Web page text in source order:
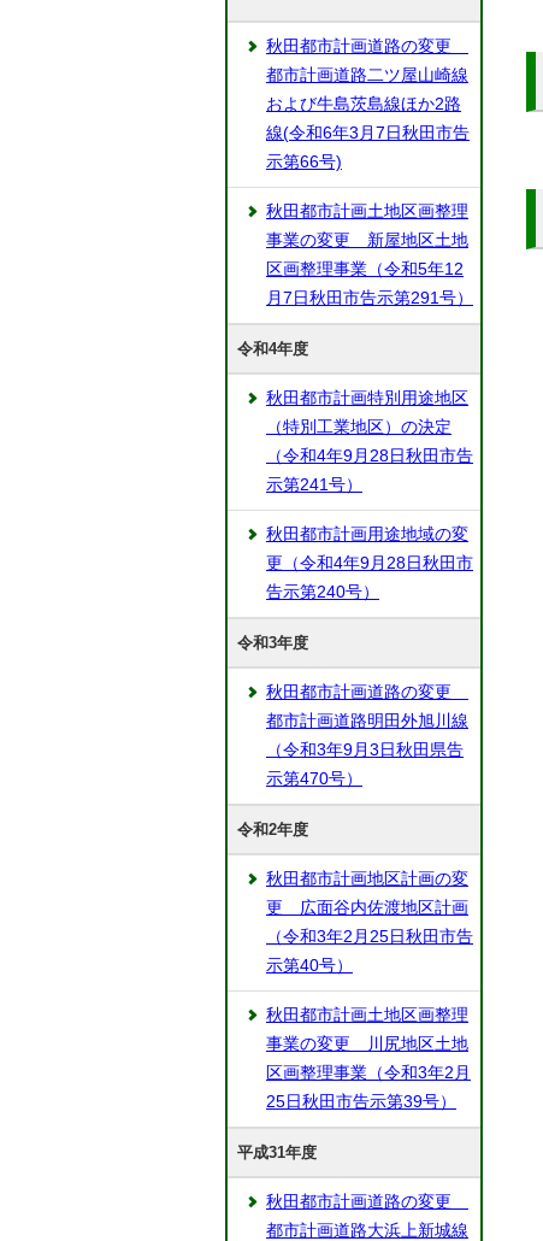
秋田都市計画道路の変更
都市計画道路二ツ屋山崎線
および牛島茨島線ほか2路
線(令和6年3月7日秋田市告
示第66号)
秋田都市計画土地区画整理
事業の変更 新屋地区土地
区画整理事業（令和5年12
月7日秋田市告示第291号）
令和4年度
秋田都市計画特別用途地区
（特別工業地区）の決定
（令和4年9月28日秋田市告
示第241号）
秋田都市計画用途地域の変
更（令和4年9月28日秋田市
告示第240号）
令和3年度
秋田都市計画道路の変更
都市計画道路明田外旭川線
（令和3年9月3日秋田県告
示第470号）
令和2年度
秋田都市計画地区計画の変
更 広面谷内佐渡地区計画
（令和3年2月25日秋田市告
示第40号）
秋田都市計画土地区画整理
事業の変更 川尻地区土地
区画整理事業（令和3年2月
25日秋田市告示第39号）
平成31年度
秋田都市計画道路の変更
都市計画道路大浜上新城線